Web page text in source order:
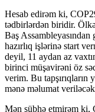
Hesab edirəm ki,
tədbirlərdən biridir.
Baş
hazırlıq işlərinə start
deyil, 11 aydan az
birinci müşavirəni öz
verim. Bu tapşırıqların
mənə məlumat
Mən şübhə etmirəm ki,